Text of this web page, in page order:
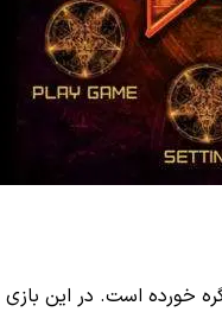
هزاران نفر گره خورده